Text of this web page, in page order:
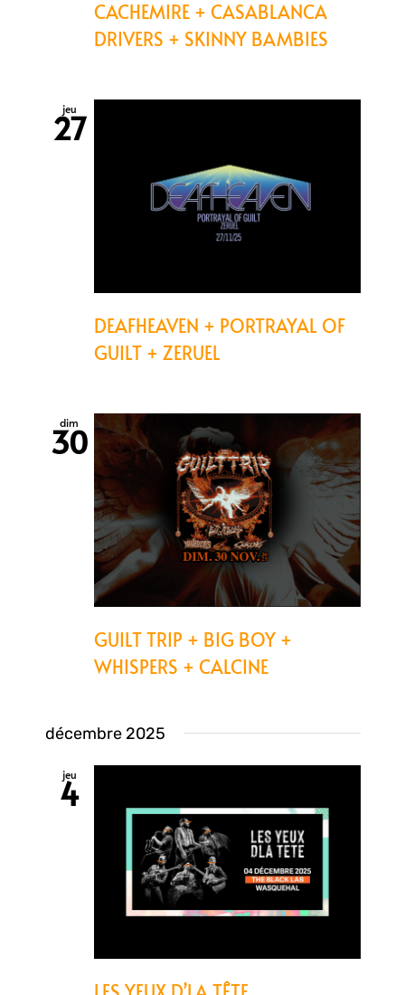
CACHEMIRE + CASABLANCA
DRIVERS + SKINNY BAMBIES
jeu
27
DEAFHEAVEN + PORTRAYAL OF
GUILT + ZERUEL
dim
30
GUILT TRIP + BIG BOY +
WHISPERS + CALCINE
décembre 2025
jeu
4